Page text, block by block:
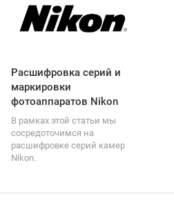
Расшифровка серий и
маркировки
фотоаппаратов Nikon
В рамках этой статьи мы
сосредоточимся на
расшифровке серий камер
Nikon.